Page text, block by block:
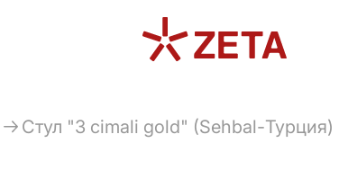
Стул "3 cimali gold" (Sehbal-Турция)